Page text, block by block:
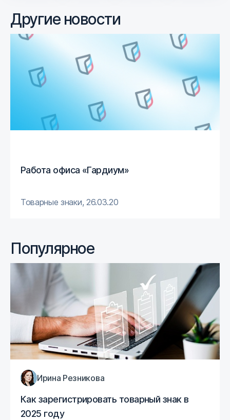
Другие новости
Работа офиса «Гардиум»
Товарные знаки, 26.03.20
Популярное
Как зарегистрировать товарный знак в
2025 году
Ирина Резникова